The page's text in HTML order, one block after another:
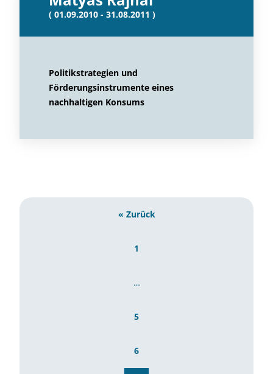
( 01.09.2010 - 31.08.2011 )
Politikstrategien und
Förderungsinstrumente eines
nachhaltigen Konsums
« Zurück
1
…
5
6